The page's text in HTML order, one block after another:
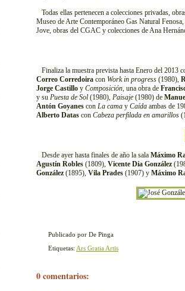
Todas ellas pertenecen a colecciones privadas,
Museo de Arte Contemporáneo Gas Natural
Jove, obras del CGAC y colecciones de Ana
Finaliza la muestra prevista hasta Enero del 2013
Correo Corredoira con Work in progress (1980),
Jorge Castillo y Composición, una obra de
y su Puesta de Sol (1980), Paisaje (1980) de
Antón Goyanes con La cama y Caída ambas de
Alberto Datas con Cabeza perfilada en amarillos
Desde ayer hasta finales de año la sala Máximo
Agustín Robles (1809), Vicente Día González
González (1895), Vila Prades (1907) y Máximo
Publicado por De Pinga
Etiquetas: Ars Gratia Artis
0 comentarios: